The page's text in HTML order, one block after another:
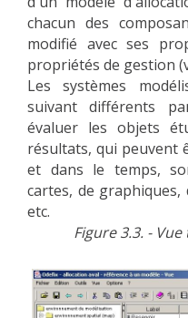
chacun des
modifié avec ses
propriétés de gestion
Les systèmes
suivant différents
évaluer les objets
résultats, qui peuvent
et dans le temps,
cartes, de
etc.
Figure 3.3. -